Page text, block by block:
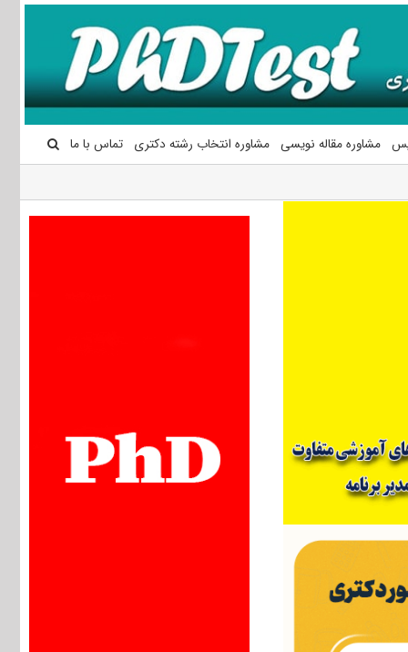
مشاوره مقاله نویسی مشاوره انتخاب رشته دکتری تماس با ما